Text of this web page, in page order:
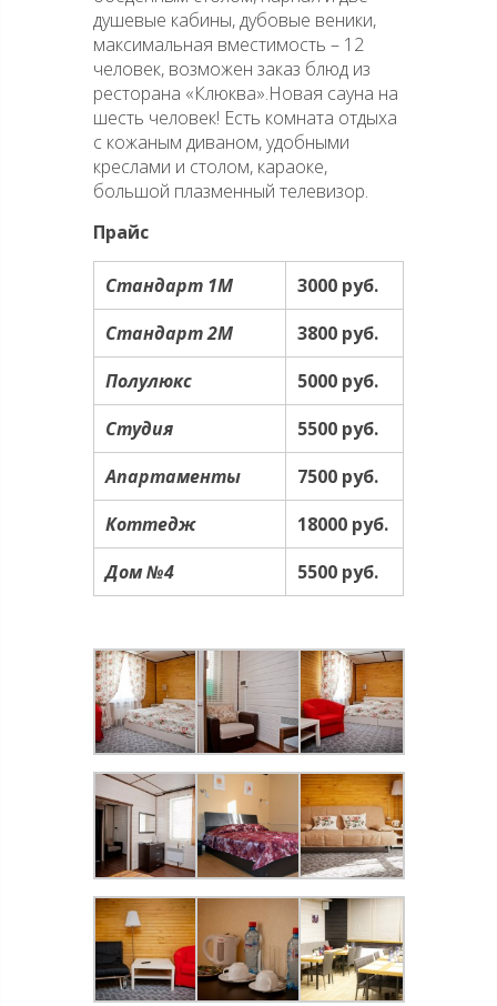
душевые кабины, дубовые веники,
максимальная вместимость – 12
человек, возможен заказ блюд из
ресторана «Клюква».Новая сауна на
шесть человек! Есть комната отдыха
с кожаным диваном, удобными
креслами и столом, караоке,
большой плазменный телевизор.
Прайс
Стандарт 1М
3000 руб.
Стандарт 2М
3800 руб.
Полулюкс
5000 руб.
Студия
5500 руб.
Апартаменты
7500 руб.
Коттедж
18000 руб.
Дом №4
5500 руб.